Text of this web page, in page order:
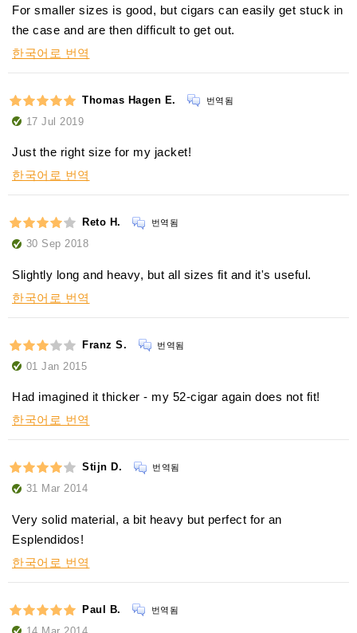
For smaller sizes is good, but cigars can easily get stuck in
the case and are then difficult to get out.
한국어로 번역
Thomas Hagen E. 번역됨
17 Jul 2019
Just the right size for my jacket!
한국어로 번역
Reto H. 번역됨
30 Sep 2018
Slightly long and heavy, but all sizes fit and it's useful.
한국어로 번역
Franz S. 번역됨
01 Jan 2015
Had imagined it thicker - my 52-cigar again does not fit!
한국어로 번역
Stijn D. 번역됨
31 Mar 2014
Very solid material, a bit heavy but perfect for an
Esplendidos!
한국어로 번역
Paul B. 번역됨
14 Mar 2014